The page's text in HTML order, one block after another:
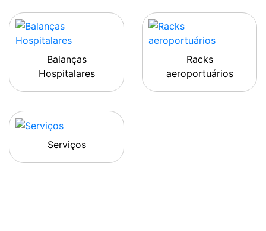
Balanças
Hospitalares
Racks
aeroportuários
Serviços